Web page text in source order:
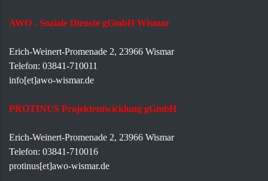
AWO - Soziale Dienste gGmbH Wismar
Erich-Weinert-Promenade 2, 23966 Wismar
Telefon: 03841-710011
info[et]awo-wismar.de
PROTINUS Projektentwicklung gGmbH
Erich-Weinert-Promenade 2, 23966 Wismar
Telefon: 03841-710016
protinus[et]awo-wismar.de